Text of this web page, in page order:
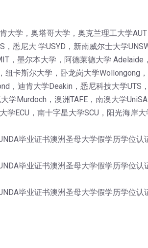
大学，奥塔哥大学，奥克兰理工大学
悉尼大 学USYD，新南威尔士大学
，墨尔本大学，阿德莱德大学
纽卡斯尔大学，卧龙岗大学Wollongong
，迪肯大学Deakin，悉尼科技大学UTS
学Murdoch，澳洲TAFE，南澳大学
学ECU，南十字星大学SCU，阳光海岸
毕业证书澳洲圣母大学假学历学位
毕业证书澳洲圣母大学假学历学位
毕业证书澳洲圣母大学假学历学位